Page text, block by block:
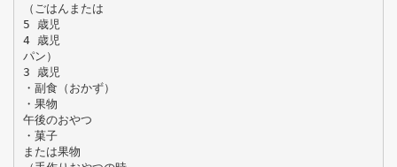
（ごはんまたは
5 歳児
4 歳児
パン）
3 歳児
・副食（おかず）
・果物
午後のおやつ
・菓子
または果物